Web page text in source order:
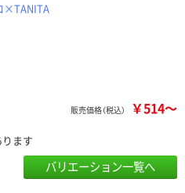
×TANITA
販売価格（税込） ￥514～
ます
バリエーション一覧へ